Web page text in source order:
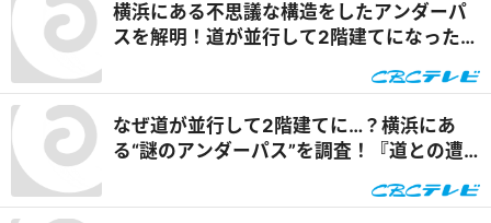
目！ 『PS純金（ゴールド）』
横浜にある不思議な構造をしたアンダーパ
スを解明！道が並行して2階建てになったワ
なぜ道が並行して2階建てに…？横浜にあ
る“謎のアンダーパス”を調査！『道との遭